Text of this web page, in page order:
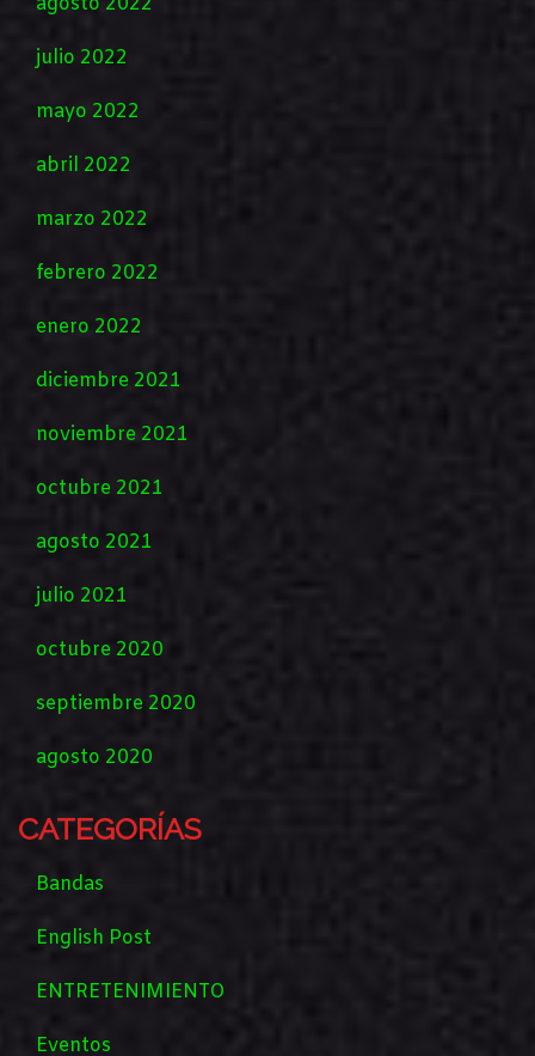
julio 2022
mayo 2022
abril 2022
marzo 2022
febrero 2022
enero 2022
diciembre 2021
noviembre 2021
octubre 2021
agosto 2021
julio 2021
octubre 2020
septiembre 2020
agosto 2020
CATEGORÍAS
Bandas
English Post
ENTRETENIMIENTO
Eventos